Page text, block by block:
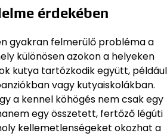
érdekében
gyakran felmerülő probléma a
különösen azokon a helyeken
kutya tartózkodik együtt, például
vagy kutyaiskolákban.
a kennel köhögés nem csak egy
egy összetett, fertőző légúti
kellemetlenségeket okozhat a